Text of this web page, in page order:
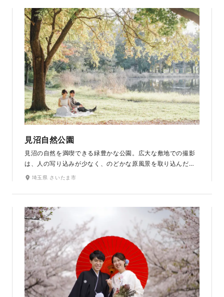
せます。
見沼自然公園
見沼の自然を満喫できる緑豊かな公園。広大な敷地での撮影
は、人の写り込みが少なく、のどかな原風景を取り込んだ、
美しい自然の風景とともに写真を残すことができます。桜の
の春の撮影がおすすめ。様々な種類の桜が咲き誇り、長い期
間その彩りを楽しめます。
埼玉県 さいたま市